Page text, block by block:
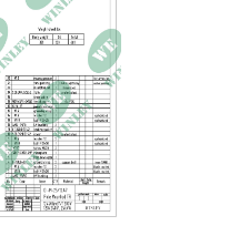
%3,25
559 × 635 × 1029 mm
217 kg